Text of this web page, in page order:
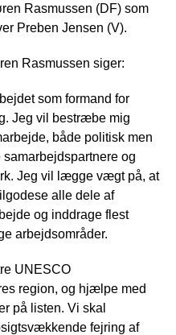
Rasmussen (DF) som
Preben Jensen (V).
Rasmussen siger:
som formand for
Jeg vil bestræbe mig
både politisk men
og
Jeg vil lægge vægt på, at
alle dele af
og inddrage flest
arbejdsområder.
UNESCO
region, og hjælpe med
på listen. Vi skal
fejring af